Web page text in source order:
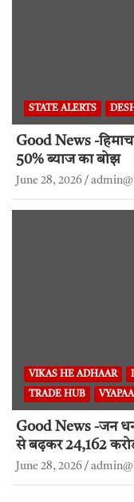
STATE ALERTS
Good News -
50% ब्याज का बोझ
June 28, 2026
VIKAS HE ADHAAR
TRADE HUB
Good News -जन
से बढ़कर 24,162
June 28, 2026